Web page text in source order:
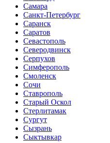
Самара
Санкт-Петербург
Саранск
Саратов
Севастополь
Северодвинск
Серпухов
Симферополь
Смоленск
Сочи
Ставрополь
Старый Оскол
Стерлитамак
Сургут
Сызрань
Сыктывкар